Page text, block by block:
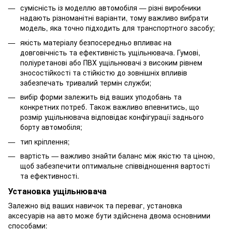
сумісність із моделлю автомобіля — різні виробники
надають різноманітні варіанти, тому важливо вибрати
модель, яка точно підходить для транспортного засобу;
якість матеріалу безпосередньо впливає на
довговічність та ефективність ущільнювача. Гумові,
поліуретанові або ПВХ ущільнювачі з високим рівнем
зносостійкості та стійкістю до зовнішніх впливів
забезпечать тривалий термін служби;
вибір форми залежить від ваших уподобань та
конкретних потреб. Також важливо впевнитись, що
розмір ущільнювача відповідає конфігурації заднього
борту автомобіля;
тип кріплення;
вартість — важливо знайти баланс між якістю та ціною,
щоб забезпечити оптимальне співвідношення вартості
та ефективності.
Установка ущільнювача
Залежно від ваших навичок та переваг, установка
аксесуарів на авто може бути здійснена двома основними
способами: